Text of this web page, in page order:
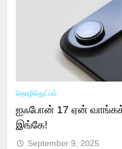
தொழில்நுட்பம்
ஐஃபோன் 17 ஏன்
இங்கே!
September 9, 2025